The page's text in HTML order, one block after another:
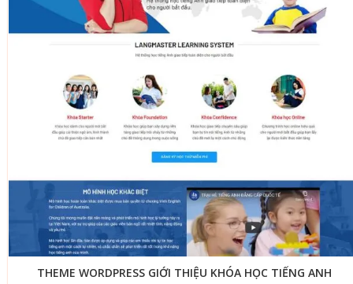
THEME WORDPRESS GIỚI THIỆU KHÓA HỌC TIẾNG ANH